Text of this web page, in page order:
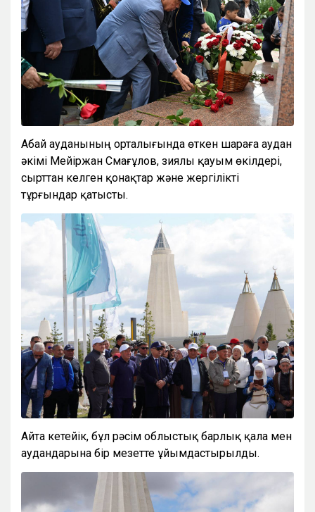
Абай ауданының орталығында өткен шараға аудан
әкімі Мейіржан Смағұлов, зиялы қауым өкілдері,
сырттан келген қонақтар және жергілікті
тұрғындар қатысты.
Айта кетейік, бұл рәсім облыстық барлық қала мен
аудандарына бір мезетте ұйымдастырылды.